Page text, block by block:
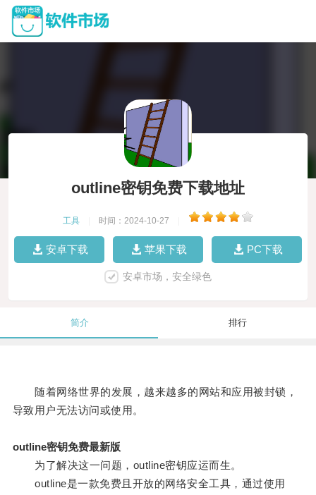
outline密钥免费下载地址
工具 时间：2024-10-27
安卓下载 苹果下载 PC下载
安卓市场，安全绿色
简介 排行
随着网络世界的发展，越来越多的网站和应用被封锁，
导致用户无法访问或使用。
outline密钥免费最新版
为了解决这一问题，outline密钥应运而生。
outline是一款免费且开放的网络安全工具，通过使用